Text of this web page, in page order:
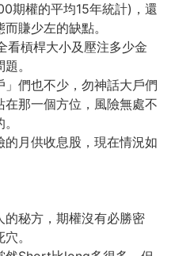
期權的平均15年統計)，還
賺少左的缺點。
槓桿大小及壓注多少金
。
們也不少，勿神話大戶們
那一個方位，風險無處不
月供收息股，現在情況如
的秘方，期權沒有必勝密
。